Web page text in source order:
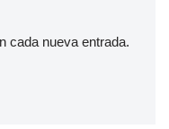
cada nueva entrada.